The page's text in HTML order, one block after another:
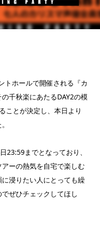
トホールで開催される『カ
千秋楽にあたるDAY2の模
ことが決定し、本日より
23:59までとなっており、
ーの熱気を自宅で楽しむ
浸りたい人にとっても繰
ぜひチェックしてほし